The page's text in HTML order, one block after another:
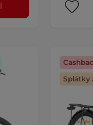
Splátky